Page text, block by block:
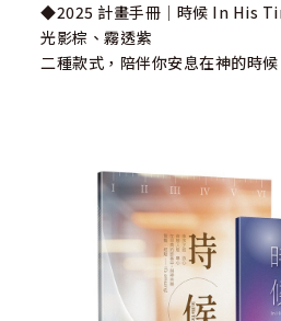
◆2025 計畫手冊｜時候 In His
光影棕、霧透紫
二種款式，陪伴你安息在神的時候